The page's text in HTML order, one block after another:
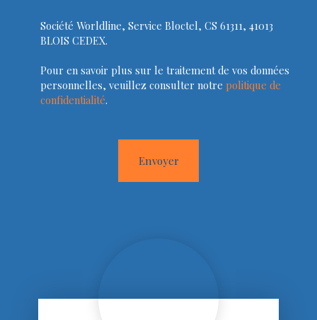
Société Worldline, Service Bloctel, CS 61311, 41013
BLOIS CEDEX.
Pour en savoir plus sur le traitement de vos données
personnelles, veuillez consulter notre politique de
confidentialité.
Envoyer